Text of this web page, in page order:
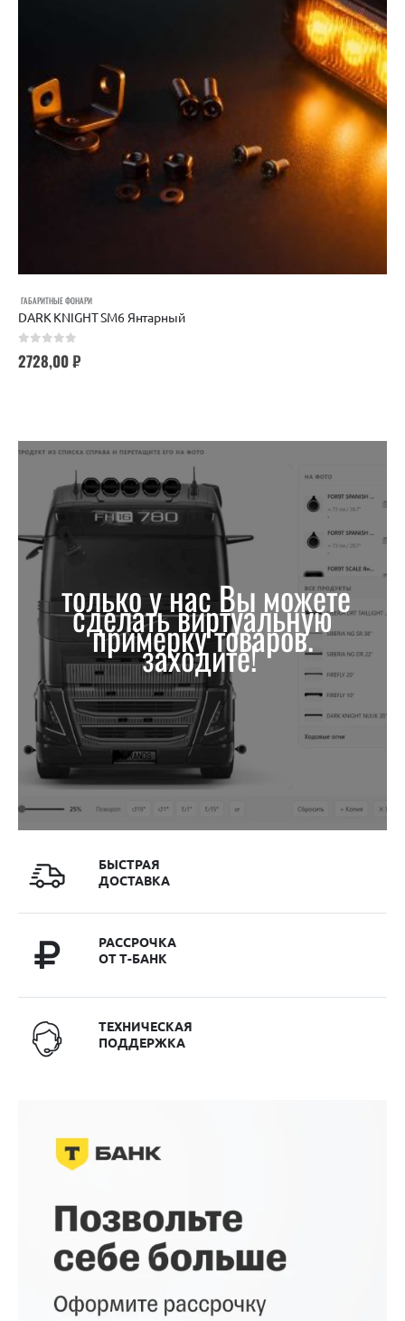
ГАБАРИТНЫЕ ФОНАРИ
DARK KNIGHT SM6 Янтарный
2728,00₽
только у нас Вы можете
сделать виртуальную
примерку товаров.
заходите!
БЫСТРАЯ
ДОСТАВКА
РАССРОЧКА
ОТ Т-БАНК
ТЕХНИЧЕСКАЯ
ПОДДЕРЖКА